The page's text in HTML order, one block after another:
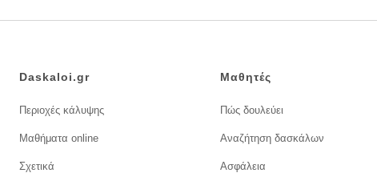
Daskaloi.gr
Περιοχές κάλυψης
Μαθήματα online
Σχετικά
Μαθητές
Πώς δουλεύει
Αναζήτηση δασκάλων
Ασφάλεια